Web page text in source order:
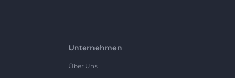
Unternehmen
Über Uns